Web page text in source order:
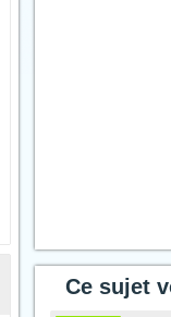
Ce sujet